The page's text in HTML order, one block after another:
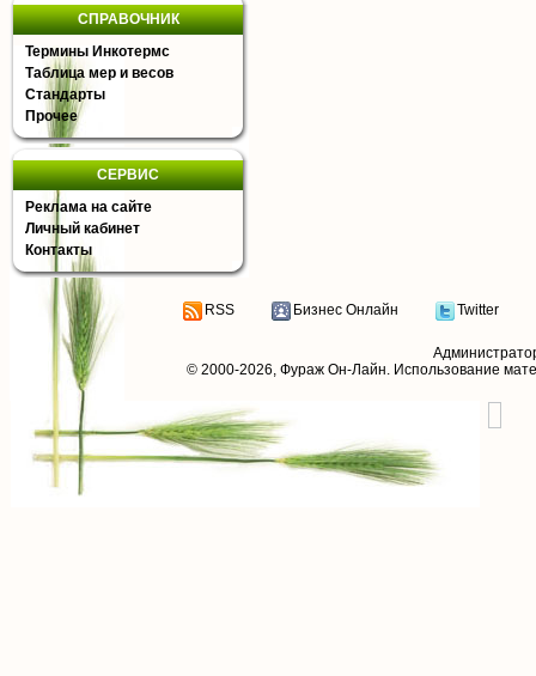
СПРАВОЧНИК
Термины Инкотермс
Таблица мер и весов
Стандарты
Прочее
СЕРВИС
Реклама на сайте
Личный кабинет
Контакты
RSS Бизнес Онлайн Twitter
© 2000-2026, Фураж Он-Лайн. Использование